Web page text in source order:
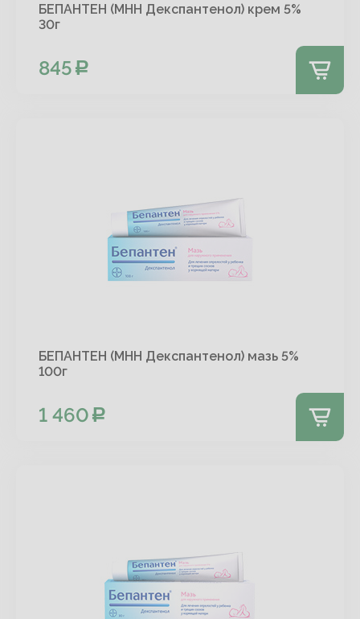
БЕПАНТЕН (МНН Декспантенол) крем 5%
30г
845
БЕПАНТЕН (МНН Декспантенол) мазь 5%
100г
1 460